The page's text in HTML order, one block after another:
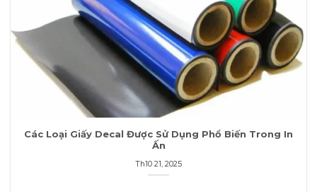
Các Loại Giấy Decal Được Sử Dụng Phổ Biến Trong In
Ấn
Th10 21, 2025